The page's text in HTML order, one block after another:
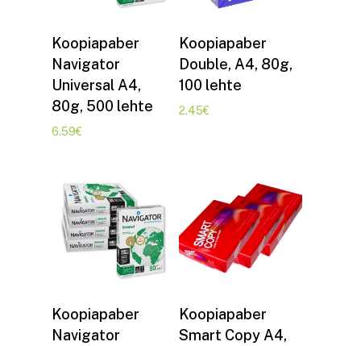
Lisa korvi
Koopiapaber
Navigator
Universal A4,
80g, 500 lehte
6.59€
Lisa korvi
Koopiapaber
Double, A4, 80g,
100 lehte
2.45€
Lisa korvi
Koopiapaber
Navigator
Lisa korvi
Koopiapaber
Smart Copy A4,